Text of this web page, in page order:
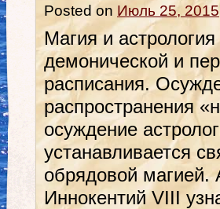
Posted on Июль 25, 2015
Магия и
демонической и
расписания.
распространения
осуждение
устанавливается
обрядовой магией.
Иннокентий VIII